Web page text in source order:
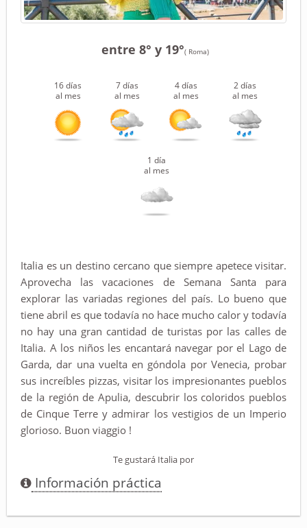
entre 8° y 19°( Roma)
16 días
al mes
7 días
al mes
4 días
al mes
2 días
al mes
1 día
al mes
Italia es un destino cercano que siempre apetece visitar.
Aprovecha las vacaciones de Semana Santa para
explorar las variadas regiones del país. Lo bueno que
tiene abril es que todavía no hace mucho calor y todavía
no hay una gran cantidad de turistas por las calles de
Italia. A los niños les encantará navegar por el Lago de
Garda, dar una vuelta en góndola por Venecia, probar
sus increíbles pizzas, visitar los impresionantes pueblos
de la región de Apulia, descubrir los coloridos pueblos
de Cinque Terre y admirar los vestigios de un Imperio
glorioso. Buon viaggio !
Te gustará Italia por
Información práctica